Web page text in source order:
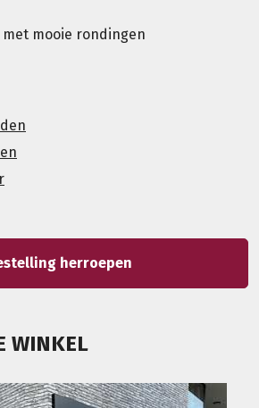
mooie rondingen
herroepen
WINKEL